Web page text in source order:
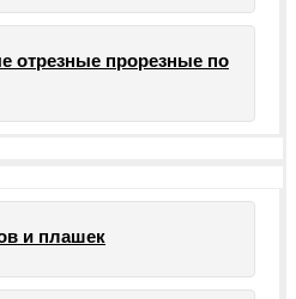
отрезные прорезные по
и плашек